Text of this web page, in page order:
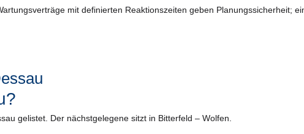
mit definierten Reaktionszeiten geben Planungssicherheit;
gelistet. Der nächstgelegene sitzt in Bitterfeld – Wolfen.